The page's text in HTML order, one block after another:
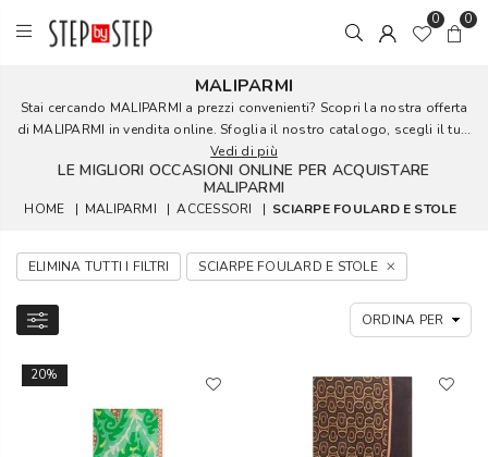
0 0
MALIPARMI
Stai cercando MALIPARMI a prezzi convenienti? Scopri la nostra offerta
di MALIPARMI in vendita online. Sfoglia il nostro catalogo, scegli il tu...
Vedi di più
LE MIGLIORI OCCASIONI ONLINE PER ACQUISTARE
MALIPARMI
HOME | MALIPARMI | ACCESSORI | SCIARPE FOULARD E STOLE
ELIMINA TUTTI I FILTRI SCIARPE FOULARD E STOLE
20%